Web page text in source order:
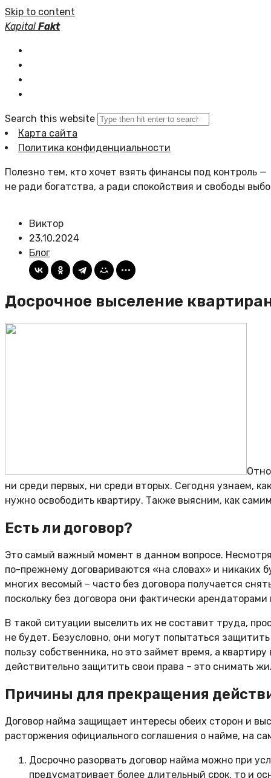
Skip to content
Kapital Fakt
Search this website
Карта сайта
Политика конфиденциальности
Полезно тем, кто хочет взять финансы под контроль —
не ради богатства, а ради спокойствия и свободы
Виктор
23.10.2024
Блог
Досрочное выселение
ни среди первых, ни среди вторых. Сегодня узнаем,
нужно освободить квартиру. Также выясним, как
Есть ли договор?
Это самый важный момент в данном вопросе.
по-прежнему договариваются «на словах» и никаких
многих весомый – часто без договора получается
поскольку без договора они фактически
В такой ситуации выселить их не составит труда,
не будет. Безусловно, они могут попытаться
пользу собственника, но это займет время, а
действительно защитить свои права – это снимать
Причины для прекращения
Договор найма защищает интересы обеих сторон и
расторжения официального соглашения о найме, на
Досрочно разорвать договор найма можно при
предусматривает более длительный срок, то и